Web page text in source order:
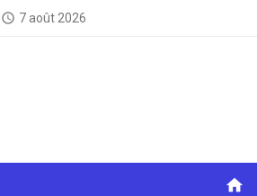
access_time 7 août 2026
home